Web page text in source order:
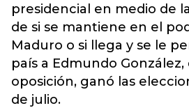
presidencial en medio de
de si se mantiene en el
Maduro o si llega y se le
país a Edmundo
oposición, ganó las
de julio.